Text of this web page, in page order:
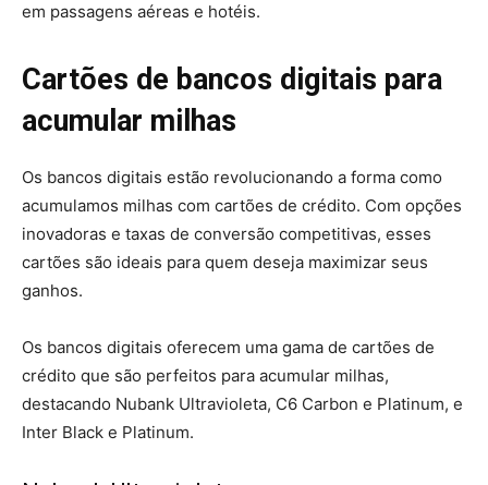
em passagens aéreas e hotéis.
Cartões de bancos digitais para
acumular milhas
Os bancos digitais estão revolucionando a forma como
acumulamos milhas com cartões de crédito. Com opções
inovadoras e taxas de conversão competitivas, esses
cartões são ideais para quem deseja maximizar seus
ganhos.
Os bancos digitais oferecem uma gama de cartões de
crédito que são perfeitos para acumular milhas,
destacando Nubank Ultravioleta, C6 Carbon e Platinum, e
Inter Black e Platinum.